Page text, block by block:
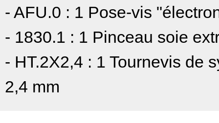
- AFU.0 : 1 Pose-vis
- 1830.1 : 1 Pinceau soie
- HT.2X2,4 : 1 Tournevis de
2,4 mm